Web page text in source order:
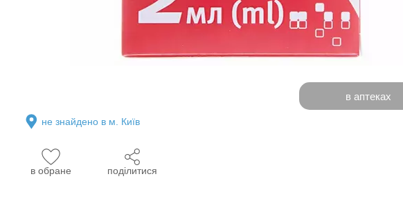
в аптеках
не знайдено в м. Київ
в обране поділитися